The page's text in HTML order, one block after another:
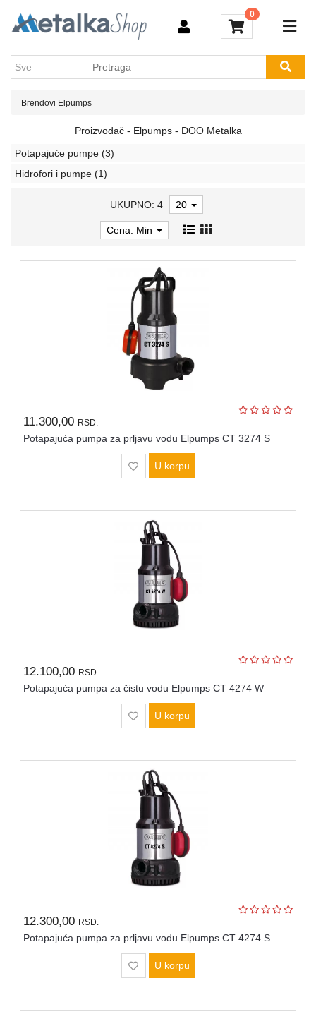
0
Kategorije
za
varenje
Akumulatorski
Električni
Merni
instrumenti
Akcija
Brendovi
Kontakt
Brendovi Elpumps
Proizvođač - Elpumps - DOO Metalka
Potapajuće pumpe (3)
Hidrofori i pumpe (1)
UKUPNO: 4 20
Cena: Min
11.300,00 RSD.
Potapajuća pumpa za prljavu vodu Elpumps CT 3274 S
U korpu
12.100,00 RSD.
Potapajuća pumpa za čistu vodu Elpumps CT 4274 W
U korpu
12.300,00 RSD.
Potapajuća pumpa za prljavu vodu Elpumps CT 4274 S
U korpu